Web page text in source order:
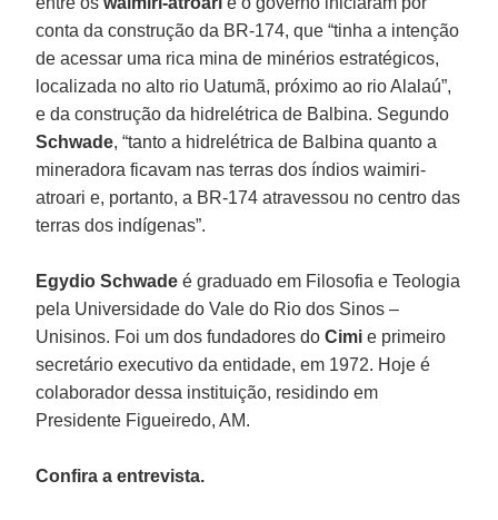
conta da construção da BR-174, que “tinha a intenção
de acessar uma rica mina de minérios estratégicos,
localizada no alto rio Uatumã, próximo ao rio Alalaú”,
e da construção da hidrelétrica de Balbina. Segundo
Schwade, “tanto a hidrelétrica de Balbina quanto a
mineradora ficavam nas terras dos índios waimiri-
atroari e, portanto, a BR-174 atravessou no centro das
terras dos indígenas”.
Egydio Schwade é graduado em Filosofia e Teologia
pela Universidade do Vale do Rio dos Sinos –
Unisinos. Foi um dos fundadores doCimie primeiro
secretário executivo da entidade, em 1972. Hoje é
colaborador dessa instituição, residindo em
Presidente Figueiredo, AM.
Confira a entrevista.